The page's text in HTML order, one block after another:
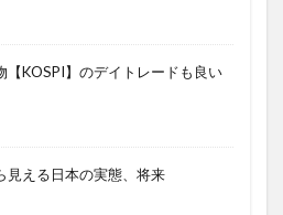
【KOSPI】のデイトレードも良い
見える日本の実態、将来